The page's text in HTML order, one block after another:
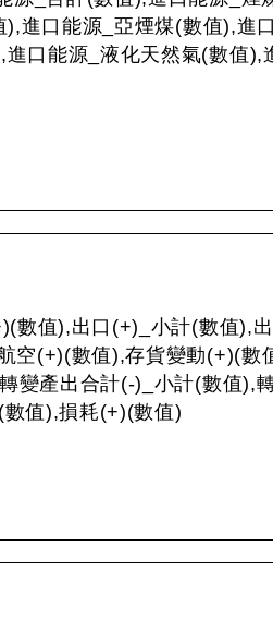
進口能源_亞煙煤(數值),進
口能源_液化天然氣(數值),
數值),出口(+)_小計(數值),
空(+)(數值),存貨變動(+)(數
產出合計(-)_小計(數值),
值),損耗(+)(數值)